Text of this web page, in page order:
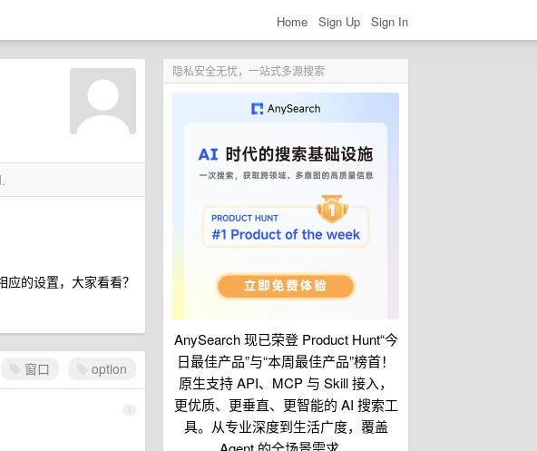
Home Sign Up Sign In
隐私安全无忧，一站式多源搜索
AnySearch 现已荣登 Product Hunt“今
日最佳产品”与“本周最佳产品”榜首！
原生支持 API、MCP 与 Skill 接入，
更优质、更垂直、更智能的 AI 搜索工
具。从专业深度到生活广度，覆盖
的设置，大家看看？
窗口 option
1